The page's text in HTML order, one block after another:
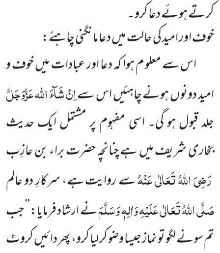
کرتے ہوئے دعا کرو۔
خوف اور امید کی حالت میں دعا مانگنی چاہئے:
اس سے معلو م ہوا کہ دعا اور عبادات میں خوف و
امید دونوں ہونے چاہئیں اس سےاِنْ شَآءَ اللہ عَزَّوَجَلَّ
جلد قبولہو گی۔ اسی مفہوم پر مشتمل ایک حدیث
بخاری شریف میں ہے چنانچہ حضرت براء بن عازِب
رَضِیَ اللہُ تَعَالٰی عَنْہُسے روایتہے، سرکارِ دو عالم
صَلَّی اللہُ تَعَالٰی عَلَیْہِ وَاٰلِہٖ وَسَلَّمَنے ارشاد فرمایا:’’ جب
تم سونے لگو تو نماز جیسا وضو کر لیا کرو، پھر دائیںکروٹ